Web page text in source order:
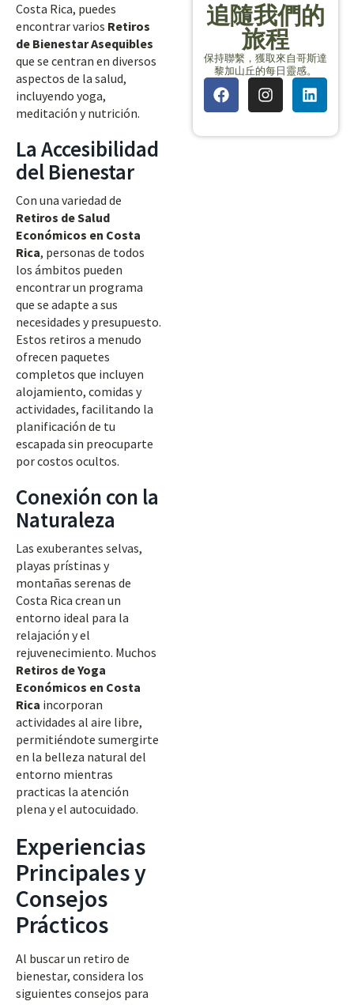
Costa Rica, puedes
encontrar varios Retiros
de Bienestar Asequibles
que se centran en diversos
aspectos de la salud,
incluyendo yoga,
meditación y nutrición.
La Accesibilidad
del Bienestar
Con una variedad de
Retiros de Salud
Económicos en Costa
Rica, personas de todos
los ámbitos pueden
encontrar un programa
que se adapte a sus
necesidades y presupuesto.
Estos retiros a menudo
ofrecen paquetes
completos que incluyen
alojamiento, comidas y
actividades, facilitando la
planificación de tu
escapada sin preocuparte
por costos ocultos.
Conexión con la
Naturaleza
Las exuberantes selvas,
playas prístinas y
montañas serenas de
Costa Rica crean un
entorno ideal para la
relajación y el
rejuvenecimiento. Muchos
Retiros de Yoga
Económicos en Costa
Rica incorporan
actividades al aire libre,
permitiéndote sumergirte
en la belleza natural del
entorno mientras
practicas la atención
plena y el autocuidado.
Experiencias
Principales y
Consejos
Prácticos
Al buscar un retiro de
bienestar, considera los
siguientes consejos para
追隨我們的
旅程
保持聯繫，獲取來自哥斯達
黎加山丘的每日靈感。